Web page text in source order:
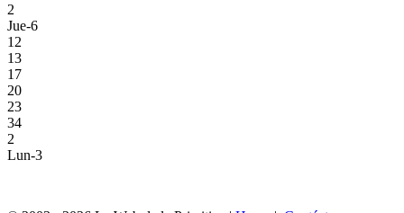
2
Jue-6
12
13
17
20
23
34
2
Lun-3